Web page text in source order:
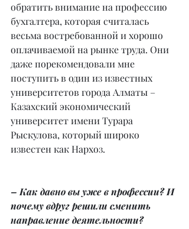
обратить внимание на профессию
бухгалтера, которая считалась
весьма востребованной и хорошо
оплачиваемой на рынке труда. Они
даже порекомендовали мне
поступить в один из известных
университетов города Алматы –
Казахский экономический
университет имени Турара
Рыскулова, который широко
известен как Нархоз.
– Как давно вы уже в профессии? И
почему вдруг решили сменить
направление деятельности?